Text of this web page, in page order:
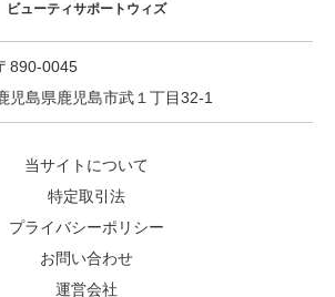
ビューティサポートウィズ
890-0045
児島県鹿児島市武１丁目32-1
当サイトについて
特定取引法
プライバシーポリシー
お問い合わせ
運営会社